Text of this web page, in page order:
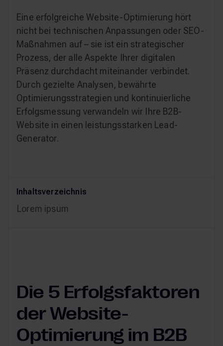
Eine erfolgreiche Website-Optimierung hört
nicht bei technischen Anpassungen oder SEO-
Maßnahmen auf – sie ist ein strategischer
Prozess, der alle Aspekte Ihrer digitalen
Präsenz durchdacht miteinander verbindet.
Durch gezielte Analysen, bewährte
Optimierungsstrategien und kontinuierliche
Erfolgsmessung verwandeln wir Ihre B2B-
Website in einen leistungsstarken Lead-
Generator.
Inhaltsverzeichnis
Lorem ipsum
Die 5 Erfolgsfaktoren
der Website-
Optimierung im B2B